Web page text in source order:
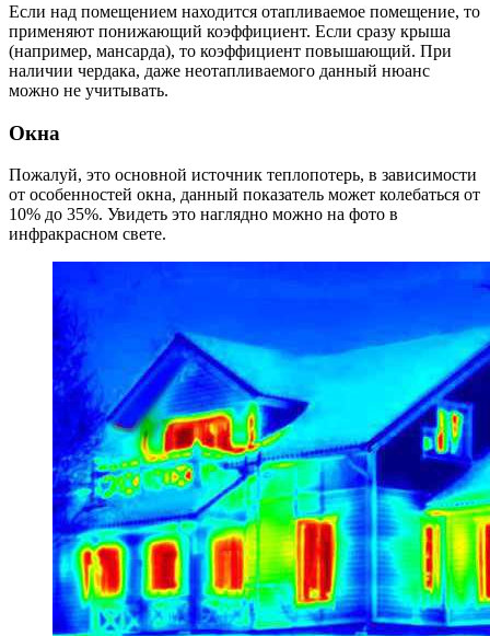
Если над помещением находится отапливаемое помещение, то
применяют понижающий коэффициент. Если сразу крыша
(например, мансарда), то коэффициент повышающий. При
наличии чердака, даже неотапливаемого данный нюанс
можно не учитывать.
Окна
Пожалуй, это основной источник теплопотерь, в зависимости
от особенностей окна, данный показатель может колебаться от
10% до 35%. Увидеть это наглядно можно на фото в
инфракрасном свете.